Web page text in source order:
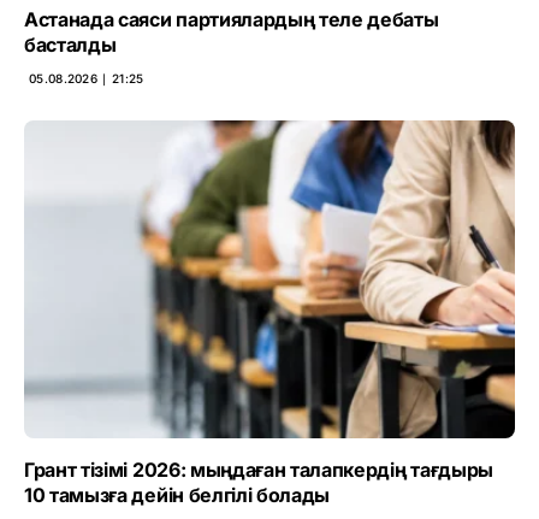
Астанада саяси партиялардың теле дебаты
басталды
05.08.2026 ∣ 21:25
Грант тізімі 2026: мыңдаған талапкердің тағдыры
10 тамызға дейін белгілі болады